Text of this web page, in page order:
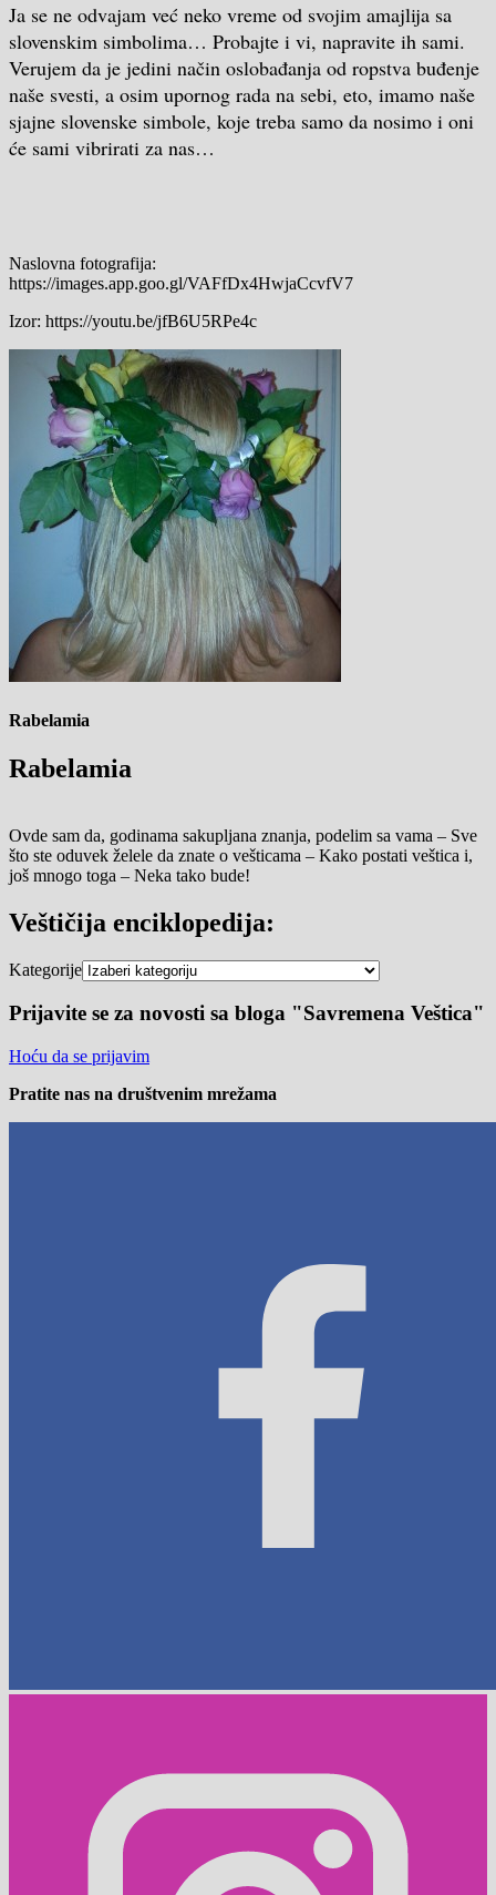
Ja se ne odvajam već neko vreme od svojim amajlija sa
slovenskim simbolima… Probajte i vi, napravite ih sami.
Verujem da je jedini način oslobađanja od ropstva buđenje
naše svesti, a osim upornog rada na sebi, eto, imamo naše
sjajne slovenske simbole, koje treba samo da nosimo i oni
će sami vibrirati za nas…
Naslovna fotografija:
https://images.app.goo.gl/VAFfDx4HwjaCcvfV7
Izor: https://youtu.be/jfB6U5RPe4c
Rabelamia
Rabelamia
Ovde sam da, godinama sakupljana znanja, podelim sa vama – Sve
što ste oduvek želele da znate o vešticama – Kako postati veštica i,
još mnogo toga – Neka tako bude!
Veštičija enciklopedija:
Kategorije
Prijavite se za novosti sa bloga "Savremena Veštica"
Hoću da se prijavim
Pratite nas na društvenim mrežama